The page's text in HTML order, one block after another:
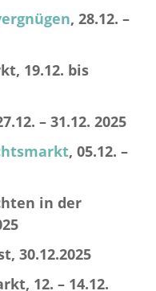
, 28.12. –
19.12. bis
– 31.12. 2025
, 05.12. –
in der
30.12.2025
12. – 14.12.